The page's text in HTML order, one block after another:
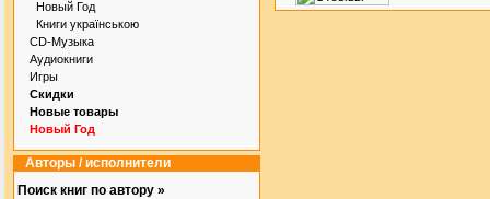
Новый Год
Книги українською
CD-Музыка
Аудиокниги
Игры
Скидки
Новые товары
Новый Год
Авторы / исполнители
Поиск книг по автору »